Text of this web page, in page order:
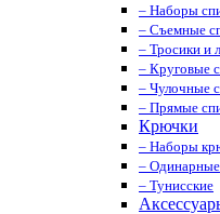
– Наборы
– Съемные
– Тросики и
– Круговые
– Чулочные
– Прямые
Крючки
– Наборы
– Одинарные
– Тунисские